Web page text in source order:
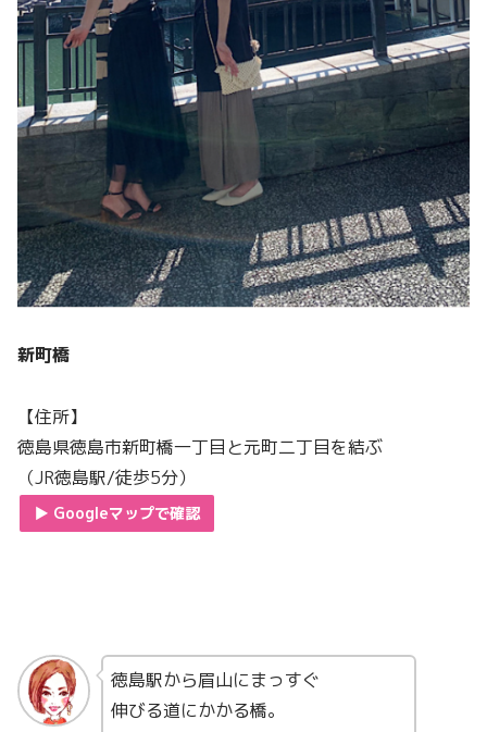
新町橋
【住所】
徳島県徳島市新町橋一丁目と元町二丁目を結ぶ
（JR徳島駅/徒歩5分）
▶︎ Googleマップで確認
徳島駅から眉山にまっすぐ
伸びる道にかかる橋。